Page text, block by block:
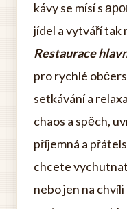
kávy se mísí s
jídel a vytváří tak
Restaurace
pro rychlé
setkávání a
chaos a spěch,
příjemná a
chcete
nebo jen na